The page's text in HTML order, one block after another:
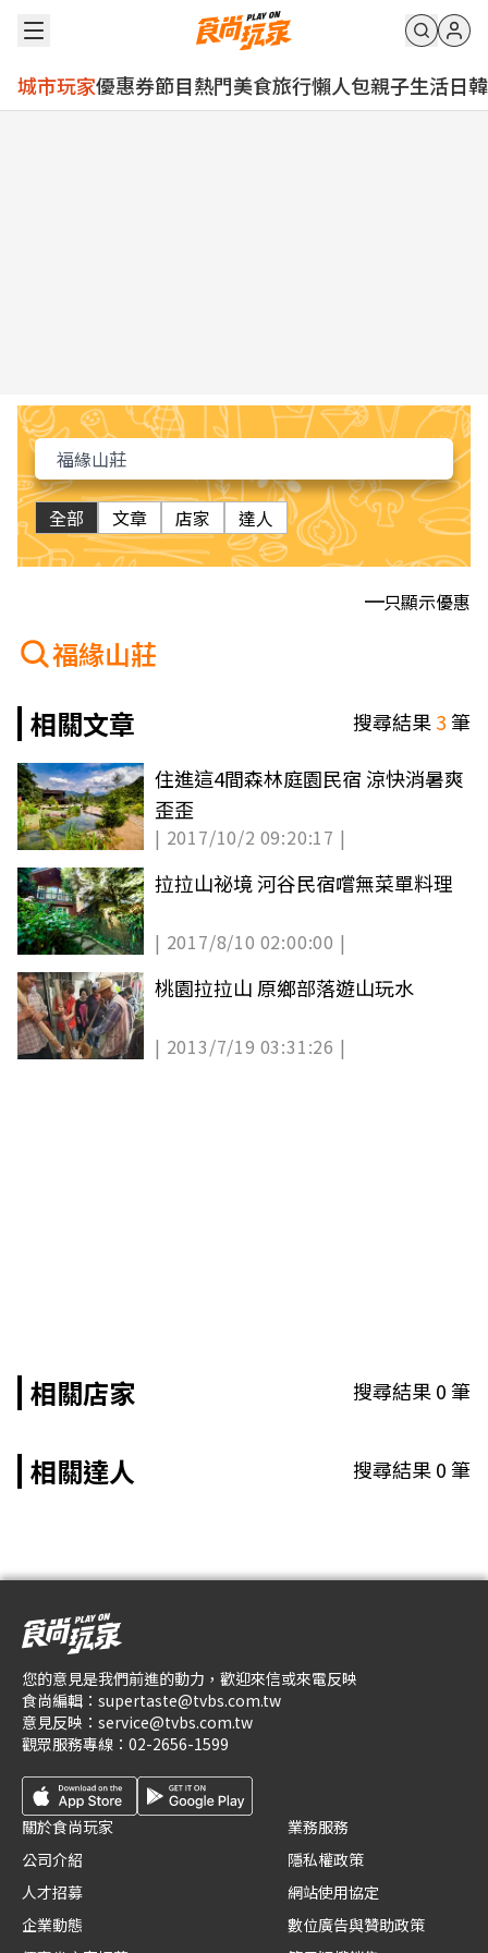
城市玩家優惠券節目熱門美食旅行懶人包親子生活日韓
全部 文章 店家 達人
只顯示優惠
福緣山莊
相關文章
搜尋結果3筆
住進這4間森林庭園民宿 涼快消暑爽
歪歪
| 2017/10/2 09:20:17 |
拉拉山祕境 河谷民宿嚐無菜單料理
| 2017/8/10 02:00:00 |
桃園拉拉山 原鄉部落遊山玩水
| 2013/7/19 03:31:26 |
相關店家 搜尋結果0筆
相關達人 搜尋結果0筆
您的意見是我們前進的動力，歡迎來信或來電反映
食尚編輯： supertaste@tvbs.com.tw
意見反映： service@tvbs.com.tw
觀眾服務專線： 02-2656-1599
關於食尚玩家
公司介紹
人才招募
企業動態
業務服務
隱私權政策
網站使用協定
數位廣告與贊助政策